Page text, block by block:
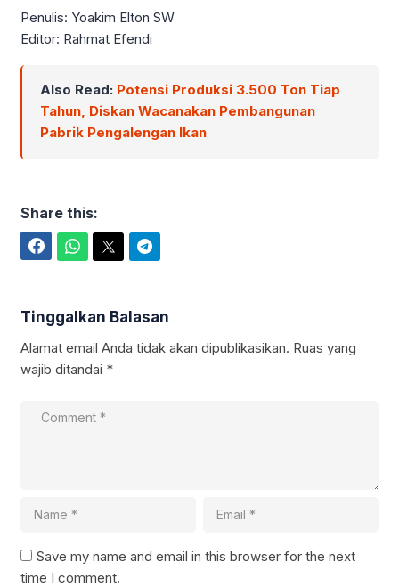
Penulis: Yoakim Elton SW
Editor: Rahmat Efendi
Also Read: Potensi Produksi 3.500 Ton Tiap
Tahun, Diskan Wacanakan Pembangunan
Pabrik Pengalengan Ikan
Share this:
Tinggalkan Balasan
Alamat email Anda tidak akan dipublikasikan. Ruas yang
wajib ditandai *
Save my name and email in this browser for the next
time I comment.